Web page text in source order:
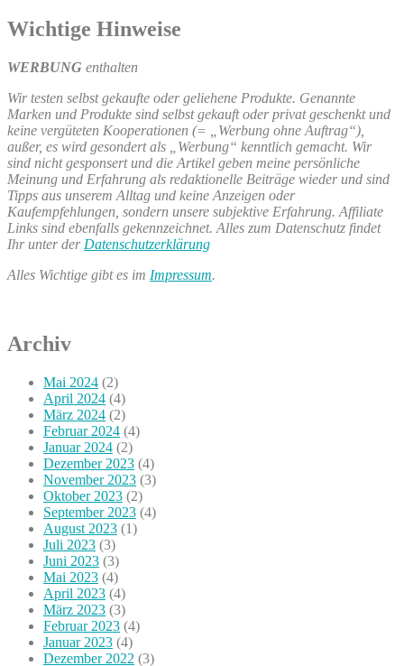
Wichtige Hinweise
WERBUNG enthalten
Wir testen selbst gekaufte oder geliehene Produkte. Genannte
Marken und Produkte sind selbst gekauft oder privat geschenkt und
keine vergüteten Kooperationen (= „Werbung ohne Auftrag“),
außer, es wird gesondert als „Werbung“ kenntlich gemacht. Wir
sind nicht gesponsert und die Artikel geben meine persönliche
Meinung und Erfahrung als redaktionelle Beiträge wieder und sind
Tipps aus unserem Alltag und keine Anzeigen oder
Kaufempfehlungen, sondern unsere subjektive Erfahrung. Affiliate
Links sind ebenfalls gekennzeichnet. Alles zum Datenschutz findet
Ihr unter der Datenschutzerklärung
Alles Wichtige gibt es im Impressum.
Archiv
Mai 2024 (2)
April 2024 (4)
März 2024 (2)
Februar 2024 (4)
Januar 2024 (2)
Dezember 2023 (4)
November 2023 (3)
Oktober 2023 (2)
September 2023 (4)
August 2023 (1)
Juli 2023 (3)
Juni 2023 (3)
Mai 2023 (4)
April 2023 (4)
März 2023 (3)
Februar 2023 (4)
Januar 2023 (4)
Dezember 2022 (3)